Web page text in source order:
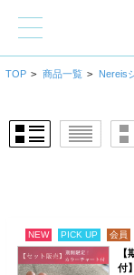
TOP > 商品一覧 > Nereis
NEW PICK UP 会員
付】